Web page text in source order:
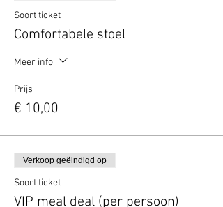
Soort ticket
Comfortabele stoel
Meer info
Prijs
€ 10,00
Verkoop geëindigd op
Soort ticket
VIP meal deal (per persoon)